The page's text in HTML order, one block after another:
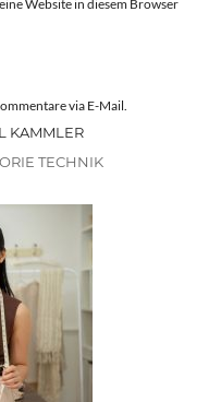
Website in diesem Browser
via E-Mail.
KAMMLER
TECHNIK